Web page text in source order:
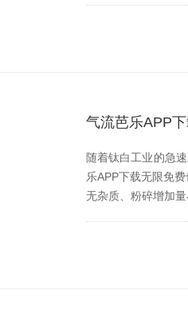
气流芭乐APP
随着钛白工业的急速
乐APP下载无限免费
无杂质、粉碎增加